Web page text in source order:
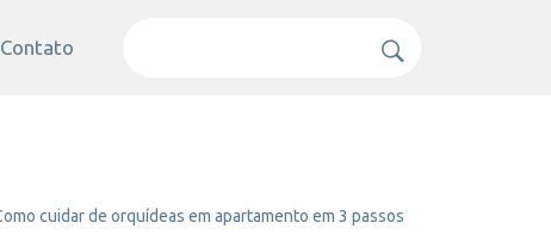
Contato
cuidar de orquídeas em apartamento em 3 passos